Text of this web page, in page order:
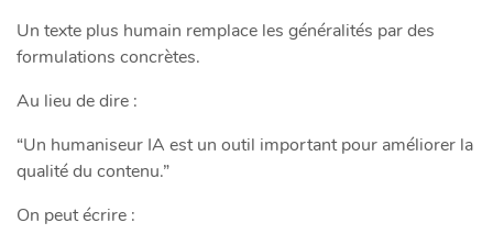
Un texte plus humain remplace les généralités par des
formulations concrètes.
Au lieu de dire :
“Un humaniseur IA est un outil important pour améliorer la
qualité du contenu.”
On peut écrire :